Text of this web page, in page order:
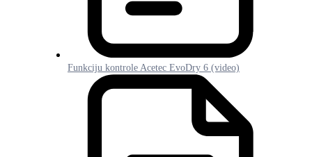
Funkciju kontrole Acetec EvoDry 6 (video)